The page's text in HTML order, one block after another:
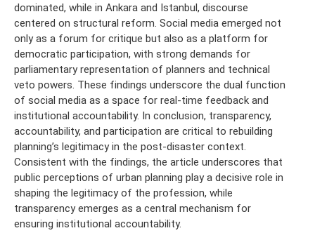
dominated, while in Ankara and Istanbul, discourse
centered on structural reform. Social media emerged not
only as a forum for critique but also as a platform for
democratic participation, with strong demands for
parliamentary representation of planners and technical
veto powers. These findings underscore the dual function
of social media as a space for real-time feedback and
institutional accountability. In conclusion, transparency,
accountability, and participation are critical to rebuilding
planning’s legitimacy in the post-disaster context.
Consistent with the findings, the article underscores that
public perceptions of urban planning play a decisive role in
shaping the legitimacy of the profession, while
transparency emerges as a central mechanism for
ensuring institutional accountability.